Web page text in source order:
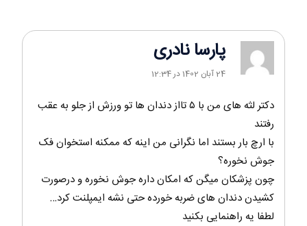
پارسا نادری
24 آبان 1402 در 12:34
دکتر لثه های من با ۵ تااز دندان ها تو ورزش از جلو به عقب
رفتند
با ارچ بار بستند اما نگرانی من اینه که ممکنه استخوان فک
جوش نخوره؟
چون پزشکان میگن که امکان داره جوش نخوره و درصورت
کشیدن دندان های ضربه خورده حتی نشه ایمپلنت کرد…
لطفا یه راهنمایی بکنید